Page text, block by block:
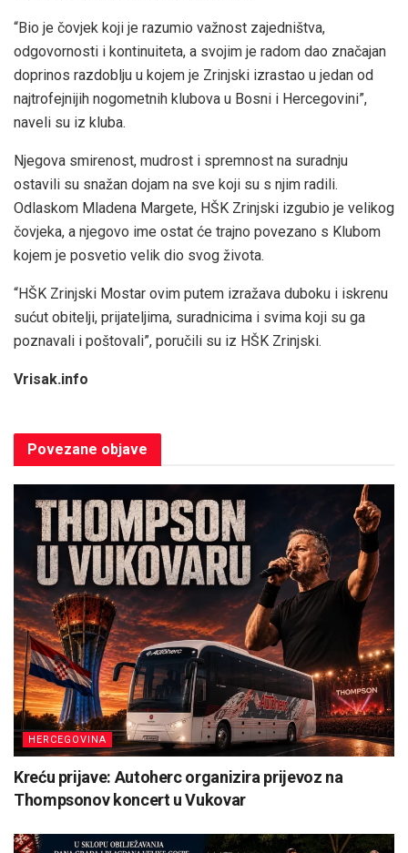
“Bio je čovjek koji je razumio važnost zajedništva,
odgovornosti i kontinuiteta, a svojim je radom dao značajan
doprinos razdoblju u kojem je Zrinjski izrastao u jedan od
najtrofejnijih nogometnih klubova u Bosni i Hercegovini”,
naveli su iz kluba.
Njegova smirenost, mudrost i spremnost na suradnju
ostavili su snažan dojam na sve koji su s njim radili.
Odlaskom Mladena Margete, HŠK Zrinjski izgubio je velikog
čovjeka, a njegovo ime ostat će trajno povezano s Klubom
kojem je posvetio velik dio svog života.
“HŠK Zrinjski Mostar ovim putem izražava duboku i iskrenu
sućut obitelji, prijateljima, suradnicima i svima koji su ga
poznavali i poštovali”, poručili su iz HŠK Zrinjski.
Vrisak.info
Povezane objave
HERCEGOVINA
Kreću prijave: Autoherc organizira prijevoz na
Thompsonov koncert u Vukovar